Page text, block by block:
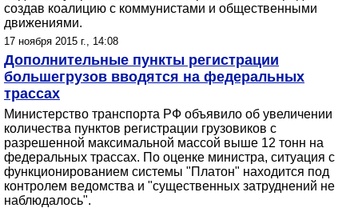
создав коалицию с коммунистами и общественными
движениями.
17 ноября 2015 г., 14:08
Дополнительные пункты регистрации
большегрузов вводятся на федеральных
трассах
Министерство транспорта РФ объявило об увеличении
количества пунктов регистрации грузовиков с
разрешенной максимальной массой выше 12 тонн на
федеральных трассах. По оценке министра, ситуация с
функционированием системы "Платон" находится под
контролем ведомства и "существенных затруднений не
наблюдалось".